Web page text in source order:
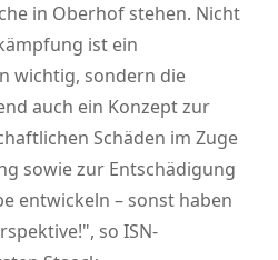
in Oberhof stehen. Nicht
ist ein
wichtig, sondern die
auch ein Konzept zur
Schäden im Zuge
sowie zur Entschädigung
entwickeln – sonst haben
, so ISN-